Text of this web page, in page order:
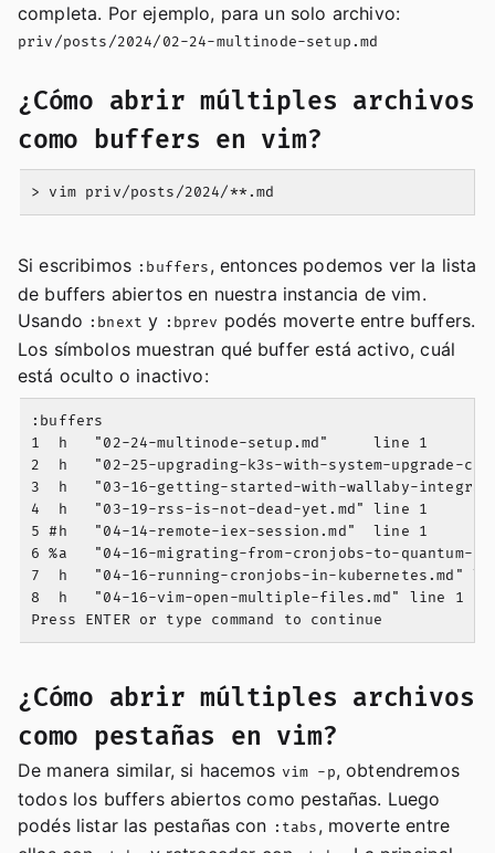
completa. Por ejemplo, para un solo archivo:
priv/posts/2024/02-24-multinode-setup.md
¿Cómo abrir múltiples archivos
como buffers en vim?
Si escribimos :buffers, entonces podemos ver la lista
de buffers abiertos en nuestra instancia de vim.
Usando :bnext y :bprev podés moverte entre buffers.
Los símbolos muestran qué buffer está activo, cuál
está oculto o inactivo:
:buffers
1  h   "02-24-multinode-setup.md"     line 1
2  h   "02-25-upgrading-k3s-with-system-upgrade-
3  h   "03-16-getting-started-with-wallaby-
4  h   "03-19-rss-is-not-dead-yet.md" line 1
5 #h   "04-14-remote-iex-session.md"  line 1
6 %a   "04-16-migrating-from-cronjobs-to-quantum-
7  h   "04-16-running-cronjobs-in-kubernetes.md"
8  h   "04-16-vim-open-multiple-files.md" line 1
¿Cómo abrir múltiples archivos
como pestañas en vim?
De manera similar, si hacemos vim -p, obtendremos
todos los buffers abiertos como pestañas. Luego
podés listar las pestañas con :tabs, moverte entre